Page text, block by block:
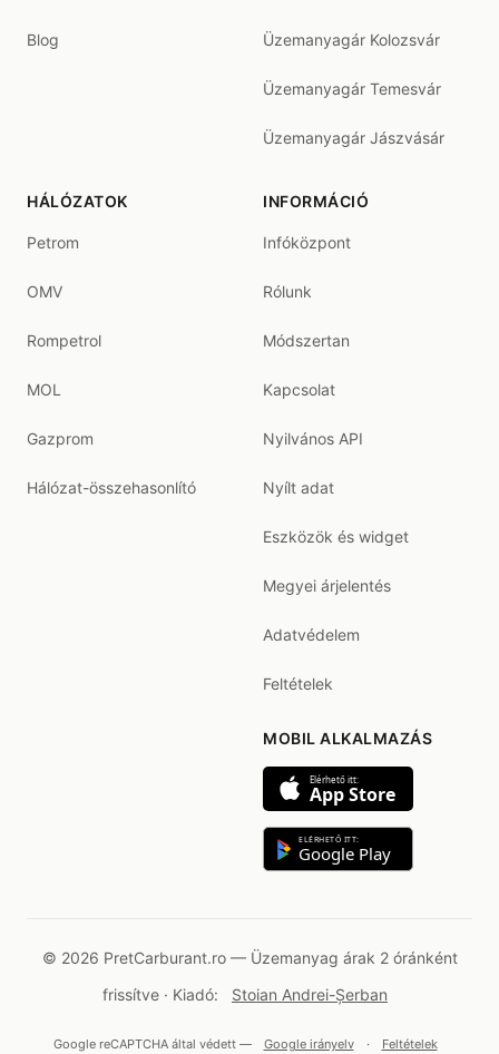
Blog Üzemanyagár Kolozsvár
Üzemanyagár Temesvár
Üzemanyagár Jászvásár
HÁLÓZATOK
Petrom
OMV
Rompetrol
MOL
Gazprom
Hálózat-összehasonlító
INFORMÁCIÓ
Infóközpont
Rólunk
Módszertan
Kapcsolat
Nyilvános API
Nyílt adat
Eszközök és widget
Megyei árjelentés
Adatvédelem
Feltételek
MOBIL ALKALMAZÁS
Elérhető itt:
App Store
ELÉRHETŐ ITT:
Google Play
© 2026 PretCarburant.ro — Üzemanyag árak 2 óránként
frissítve · Kiadó:
Stoian Andrei-Șerban
Google reCAPTCHA által védett — Google irányelv · Feltételek